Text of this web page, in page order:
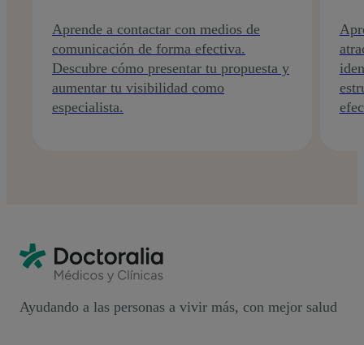
Aprende a contactar con medios de
comunicación de forma efectiva.
Descubre cómo presentar tu propuesta y
aumentar tu visibilidad como
especialista.
Ayudando a las personas a vivir más, con mejor salud